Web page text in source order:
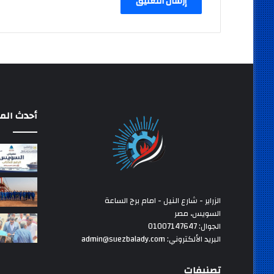
الزراير - شارع النيل - امام برج الساعة
السويس، مصر
الجوال: 01007147647
البريد الألكتروني: admin@suezbalady.com
تصنيفات
أحدث